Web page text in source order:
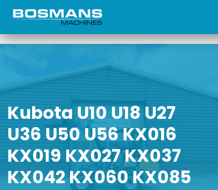
Kubota U10 U18 U27
U36 U50 U56 KX016
KX019 KX027 KX037
KX042 KX060 KX085